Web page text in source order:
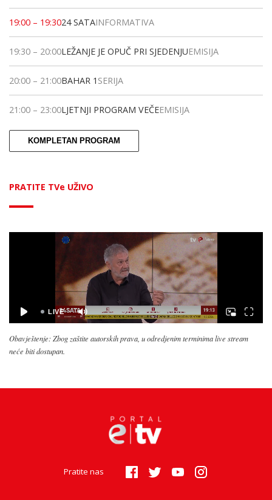
19:00 – 19:3024 SATAINFORMATIVA
19:30 – 20:00LEŽANJE JE OPUČ PRI SJEDENJUEMISIJA
20:00 – 21:00BAHAR 1 SERIJA
21:00 – 23:00LJETNJI PROGRAM VEČEEMISIJA
KOMPLETAN PROGRAM
PRATITE TVe UŽIVO
Obavještenje: Zbog zaštite autorskih prava, u odredjenim terminima live stream
neće biti dostupan.
Pratite nas